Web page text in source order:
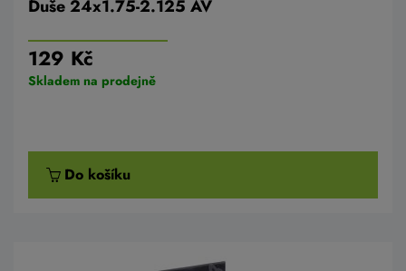
Duše 24x1.75-2.125 AV
129 Kč
Skladem na prodejně
Do košíku